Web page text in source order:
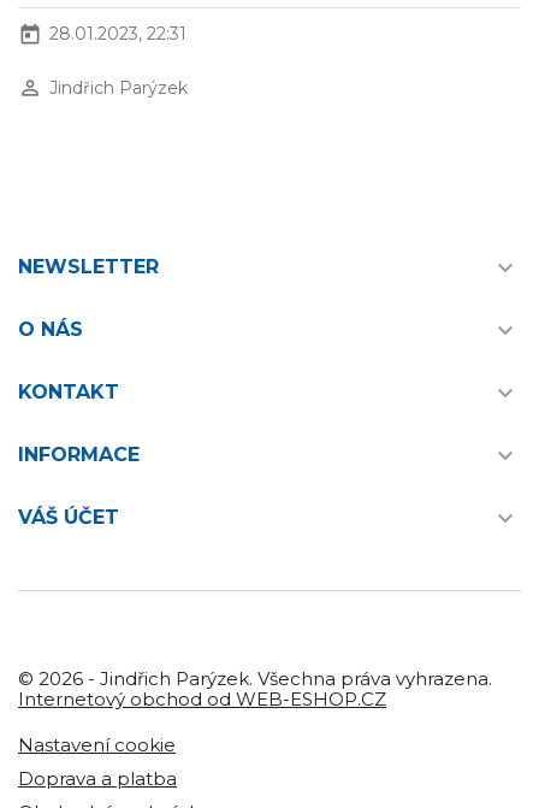
today 28.01.2023, 22:31
perm_identity Jindřich Parýzek
NEWSLETTER 
O NÁS 
KONTAKT 
INFORMACE 
VÁŠ ÚČET 
© 2026 - Jindřich Parýzek. Všechna práva vyhrazena.
Internetový obchod od WEB-ESHOP.CZ
Nastavení cookie
Doprava a platba